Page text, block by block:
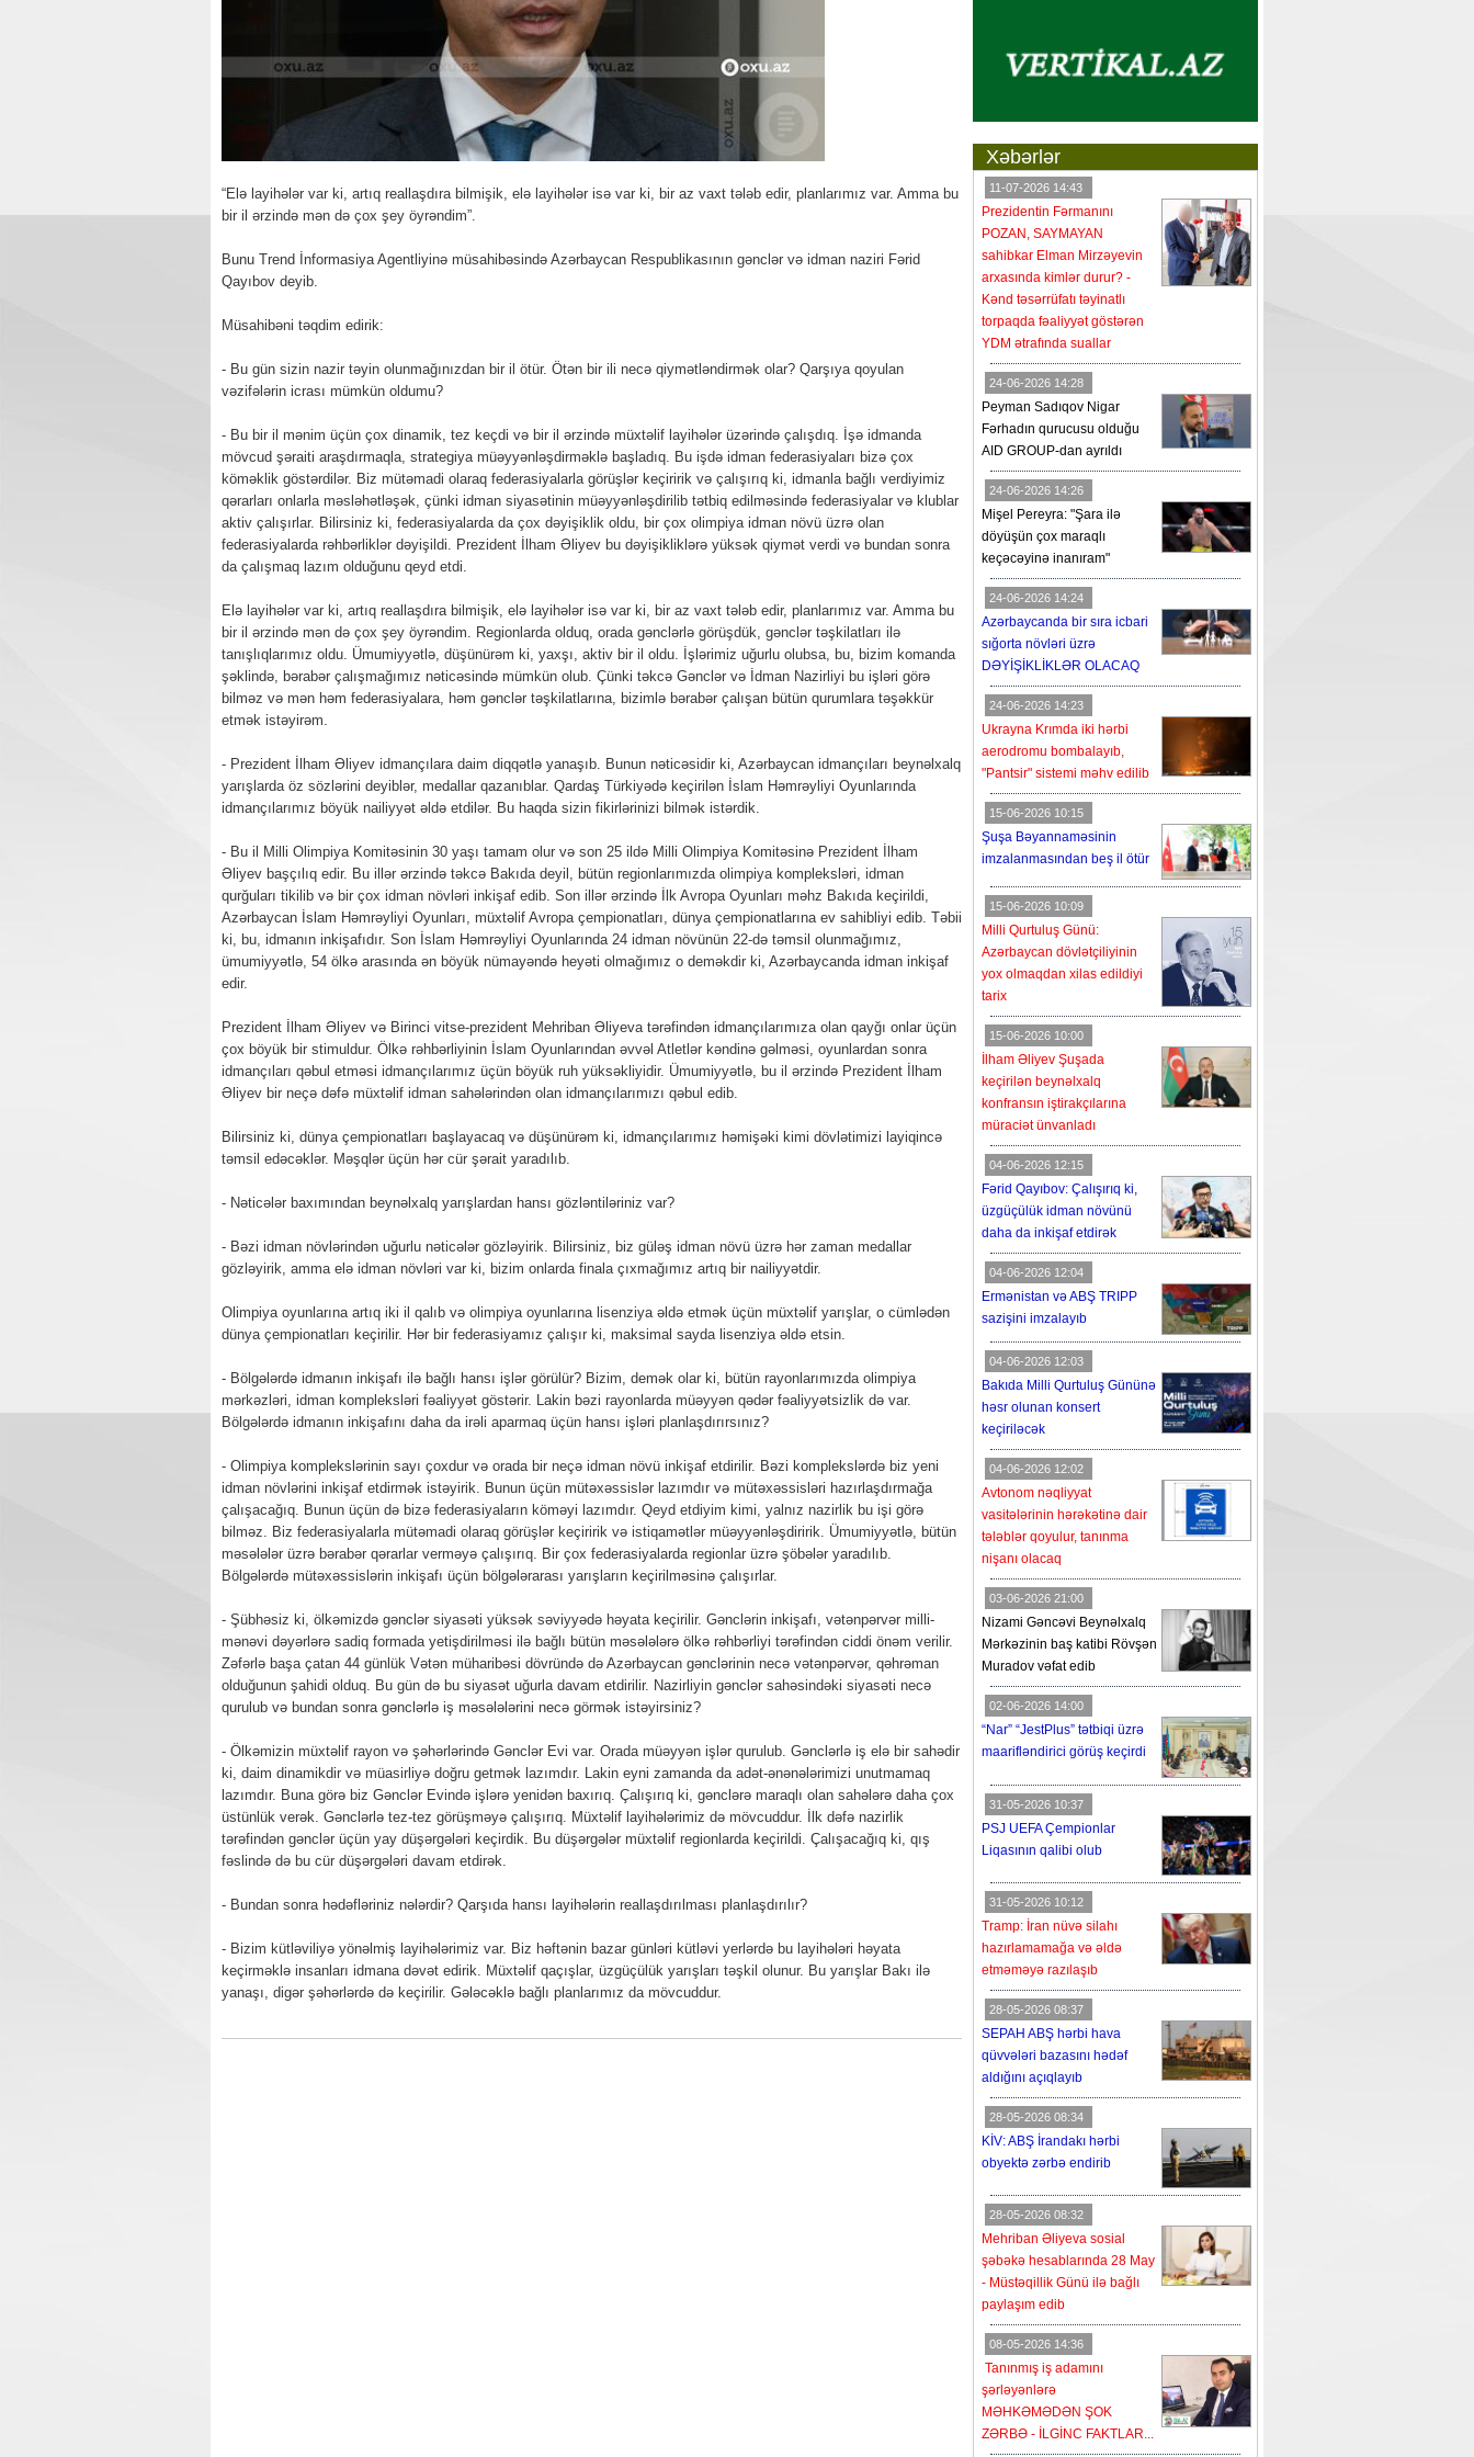
“Elə layihələr var ki, artıq reallaşdıra bilmişik, elə layihələr isə var ki, bir az vaxt tələb edir, planlarımız var. Amma bu
bir il ərzində mən də çox şey öyrəndim”.
Bunu Trend İnformasiya Agentliyinə müsahibəsində Azərbaycan Respublikasının gənclər və idman naziri Fərid
Qayıbov deyib.
Müsahibəni təqdim edirik:
- Bu gün sizin nazir təyin olunmağınızdan bir il ötür. Ötən bir ili necə qiymətləndirmək olar? Qarşıya qoyulan
vəzifələrin icrası mümkün oldumu?
- Bu bir il mənim üçün çox dinamik, tez keçdi və bir il ərzində müxtəlif layihələr üzərində çalışdıq. İşə idmanda
mövcud şəraiti araşdırmaqla, strategiya müəyyənləşdirməklə başladıq. Bu işdə idman federasiyaları bizə çox
köməklik göstərdilər. Biz mütəmadi olaraq federasiyalarla görüşlər keçiririk və çalışırıq ki, idmanla bağlı verdiyimiz
qərarları onlarla məsləhətləşək, çünki idman siyasətinin müəyyənləşdirilib tətbiq edilməsində federasiyalar və klublar
aktiv çalışırlar. Bilirsiniz ki, federasiyalarda da çox dəyişiklik oldu, bir çox olimpiya idman növü üzrə olan
federasiyalarda rəhbərliklər dəyişildi. Prezident İlham Əliyev bu dəyişikliklərə yüksək qiymət verdi və bundan sonra
da çalışmaq lazım olduğunu qeyd etdi.
Elə layihələr var ki, artıq reallaşdıra bilmişik, elə layihələr isə var ki, bir az vaxt tələb edir, planlarımız var. Amma bu
bir il ərzində mən də çox şey öyrəndim. Regionlarda olduq, orada gənclərlə görüşdük, gənclər təşkilatları ilə
tanışlıqlarımız oldu. Ümumiyyətlə, düşünürəm ki, yaxşı, aktiv bir il oldu. İşlərimiz uğurlu olubsa, bu, bizim komanda
şəklində, bərabər çalışmağımız nəticəsində mümkün olub. Çünki təkcə Gənclər və İdman Nazirliyi bu işləri görə
bilməz və mən həm federasiyalara, həm gənclər təşkilatlarına, bizimlə bərabər çalışan bütün qurumlara təşəkkür
etmək istəyirəm.
- Prezident İlham Əliyev idmançılara daim diqqətlə yanaşıb. Bunun nəticəsidir ki, Azərbaycan idmançıları beynəlxalq
yarışlarda öz sözlərini deyiblər, medallar qazanıblar. Qardaş Türkiyədə keçirilən İslam Həmrəyliyi Oyunlarında
idmançılarımız böyük nailiyyət əldə etdilər. Bu haqda sizin fikirlərinizi bilmək istərdik.
- Bu il Milli Olimpiya Komitəsinin 30 yaşı tamam olur və son 25 ildə Milli Olimpiya Komitəsinə Prezident İlham
Əliyev başçılıq edir. Bu illər ərzində təkcə Bakıda deyil, bütün regionlarımızda olimpiya kompleksləri, idman
qurğuları tikilib və bir çox idman növləri inkişaf edib. Son illər ərzində İlk Avropa Oyunları məhz Bakıda keçirildi,
Azərbaycan İslam Həmrəyliyi Oyunları, müxtəlif Avropa çempionatları, dünya çempionatlarına ev sahibliyi edib. Təbii
ki, bu, idmanın inkişafıdır. Son İslam Həmrəyliyi Oyunlarında 24 idman növünün 22-də təmsil olunmağımız,
ümumiyyətlə, 54 ölkə arasında ən böyük nümayəndə heyəti olmağımız o deməkdir ki, Azərbaycanda idman inkişaf
edir.
Prezident İlham Əliyev və Birinci vitse-prezident Mehriban Əliyeva tərəfindən idmançılarımıza olan qayğı onlar üçün
çox böyük bir stimuldur. Ölkə rəhbərliyinin İslam Oyunlarından əvvəl Atletlər kəndinə gəlməsi, oyunlardan sonra
idmançıları qəbul etməsi idmançılarımız üçün böyük ruh yüksəkliyidir. Ümumiyyətlə, bu il ərzində Prezident İlham
Əliyev bir neçə dəfə müxtəlif idman sahələrindən olan idmançılarımızı qəbul edib.
Bilirsiniz ki, dünya çempionatları başlayacaq və düşünürəm ki, idmançılarımız həmişəki kimi dövlətimizi layiqincə
təmsil edəcəklər. Məşqlər üçün hər cür şərait yaradılıb.
- Nəticələr baxımından beynəlxalq yarışlardan hansı gözləntiləriniz var?
- Bəzi idman növlərindən uğurlu nəticələr gözləyirik. Bilirsiniz, biz güləş idman növü üzrə hər zaman medallar
gözləyirik, amma elə idman növləri var ki, bizim onlarda finala çıxmağımız artıq bir nailiyyətdir.
Olimpiya oyunlarına artıq iki il qalıb və olimpiya oyunlarına lisenziya əldə etmək üçün müxtəlif yarışlar, o cümlədən
dünya çempionatları keçirilir. Hər bir federasiyamız çalışır ki, maksimal sayda lisenziya əldə etsin.
- Bölgələrdə idmanın inkişafı ilə bağlı hansı işlər görülür? Bizim, demək olar ki, bütün rayonlarımızda olimpiya
mərkəzləri, idman kompleksləri fəaliyyət göstərir. Lakin bəzi rayonlarda müəyyən qədər fəaliyyətsizlik də var.
Bölgələrdə idmanın inkişafını daha da irəli aparmaq üçün hansı işləri planlaşdırırsınız?
- Olimpiya komplekslərinin sayı çoxdur və orada bir neçə idman növü inkişaf etdirilir. Bəzi komplekslərdə biz yeni
idman növlərini inkişaf etdirmək istəyirik. Bunun üçün mütəxəssislər lazımdır və mütəxəssisləri hazırlaşdırmağa
çalışacağıq. Bunun üçün də bizə federasiyaların köməyi lazımdır. Qeyd etdiyim kimi, yalnız nazirlik bu işi görə
bilməz. Biz federasiyalarla mütəmadi olaraq görüşlər keçiririk və istiqamətlər müəyyənləşdiririk. Ümumiyyətlə, bütün
məsələlər üzrə bərabər qərarlar verməyə çalışırıq. Bir çox federasiyalarda regionlar üzrə şöbələr yaradılıb.
Bölgələrdə mütəxəssislərin inkişafı üçün bölgələrarası yarışların keçirilməsinə çalışırlar.
- Şübhəsiz ki, ölkəmizdə gənclər siyasəti yüksək səviyyədə həyata keçirilir. Gənclərin inkişafı, vətənpərvər milli-
mənəvi dəyərlərə sadiq formada yetişdirilməsi ilə bağlı bütün məsələlərə ölkə rəhbərliyi tərəfindən ciddi önəm verilir.
Zəfərlə başa çatan 44 günlük Vətən müharibəsi dövründə də Azərbaycan gənclərinin necə vətənpərvər, qəhrəman
olduğunun şahidi olduq. Bu gün də bu siyasət uğurla davam etdirilir. Nazirliyin gənclər sahəsindəki siyasəti necə
qurulub və bundan sonra gənclərlə iş məsələlərini necə görmək istəyirsiniz?
- Ölkəmizin müxtəlif rayon və şəhərlərində Gənclər Evi var. Orada müəyyən işlər qurulub. Gənclərlə iş elə bir sahədir
ki, daim dinamikdir və müasirliyə doğru getmək lazımdır. Lakin eyni zamanda da adət-ənənələrimizi unutmamaq
lazımdır. Buna görə biz Gənclər Evində işlərə yenidən baxırıq. Çalışırıq ki, gənclərə maraqlı olan sahələrə daha çox
üstünlük verək. Gənclərlə tez-tez görüşməyə çalışırıq. Müxtəlif layihələrimiz də mövcuddur. İlk dəfə nazirlik
tərəfindən gənclər üçün yay düşərgələri keçirdik. Bu düşərgələr müxtəlif regionlarda keçirildi. Çalışacağıq ki, qış
fəslində də bu cür düşərgələri davam etdirək.
- Bundan sonra hədəfləriniz nələrdir? Qarşıda hansı layihələrin reallaşdırılması planlaşdırılır?
- Bizim kütləviliyə yönəlmiş layihələrimiz var. Biz həftənin bazar günləri kütləvi yerlərdə bu layihələri həyata
keçirməklə insanları idmana dəvət edirik. Müxtəlif qaçışlar, üzgüçülük yarışları təşkil olunur. Bu yarışlar Bakı ilə
yanaşı, digər şəhərlərdə də keçirilir. Gələcəklə bağlı planlarımız da mövcuddur.
Xəbərlər
11-07-2026 14:43
Prezidentin Fərmanını
POZAN, SAYMAYAN
sahibkar Elman Mirzəyevin
arxasında kimlər durur? -
Kənd təsərrüfatı təyinatlı
torpaqda fəaliyyət göstərən
YDM ətrafında suallar
24-06-2026 14:28
Peyman Sadıqov Nigar
Fərhadın qurucusu olduğu
AID GROUP-dan ayrıldı
24-06-2026 14:26
Mişel Pereyra: "Şara ilə
döyüşün çox maraqlı
keçəcəyinə inanıram"
24-06-2026 14:24
Azərbaycanda bir sıra icbari
sığorta növləri üzrə
DƏYİŞİKLİKLƏR OLACAQ
24-06-2026 14:23
Ukrayna Krımda iki hərbi
aerodromu bombalayıb,
"Pantsir" sistemi məhv edilib
15-06-2026 10:15
Şuşa Bəyannaməsinin
imzalanmasından beş il ötür
15-06-2026 10:09
Milli Qurtuluş Günü:
Azərbaycan dövlətçiliyinin
yox olmaqdan xilas edildiyi
tarix
15-06-2026 10:00
İlham Əliyev Şuşada
keçirilən beynəlxalq
konfransın iştirakçılarına
müraciət ünvanladı
04-06-2026 12:15
Fərid Qayıbov: Çalışırıq ki,
üzgüçülük idman növünü
daha da inkişaf etdirək
04-06-2026 12:04
Ermənistan və ABŞ TRIPP
sazişini imzalayıb
04-06-2026 12:03
Bakıda Milli Qurtuluş Gününə
həsr olunan konsert
keçiriləcək
04-06-2026 12:02
Avtonom nəqliyyat
vasitələrinin hərəkətinə dair
tələblər qoyulur, tanınma
nişanı olacaq
03-06-2026 21:00
Nizami Gəncəvi Beynəlxalq
Mərkəzinin baş katibi Rövşən
Muradov vəfat edib
02-06-2026 14:00
“Nar” “JestPlus” tətbiqi üzrə
maarifləndirici görüş keçirdi
31-05-2026 10:37
PSJ UEFA Çempionlar
Liqasının qalibi olub
31-05-2026 10:12
Tramp: İran nüvə silahı
hazırlamamağa və əldə
etməməyə razılaşıb
28-05-2026 08:37
SEPAH ABŞ hərbi hava
qüvvələri bazasını hədəf
aldığını açıqlayıb
28-05-2026 08:34
KİV: ABŞ İrandakı hərbi
obyektə zərbə endirib
28-05-2026 08:32
Mehriban Əliyeva sosial
şəbəkə hesablarında 28 May
- Müstəqillik Günü ilə bağlı
paylaşım edib
08-05-2026 14:36
Tanınmış iş adamını
şərləyənlərə
MƏHKƏMƏDƏN ŞOK
ZƏRBƏ - İLGİNC FAKTLAR...